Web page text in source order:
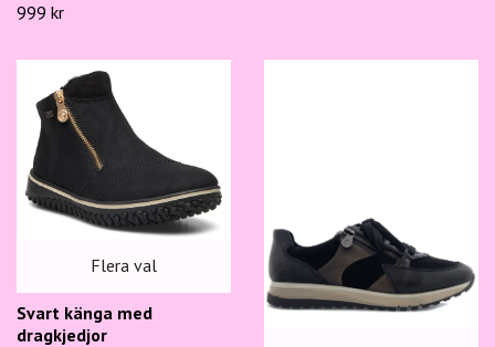
999 kr
Flera val
Svart känga med
dragkjedjor